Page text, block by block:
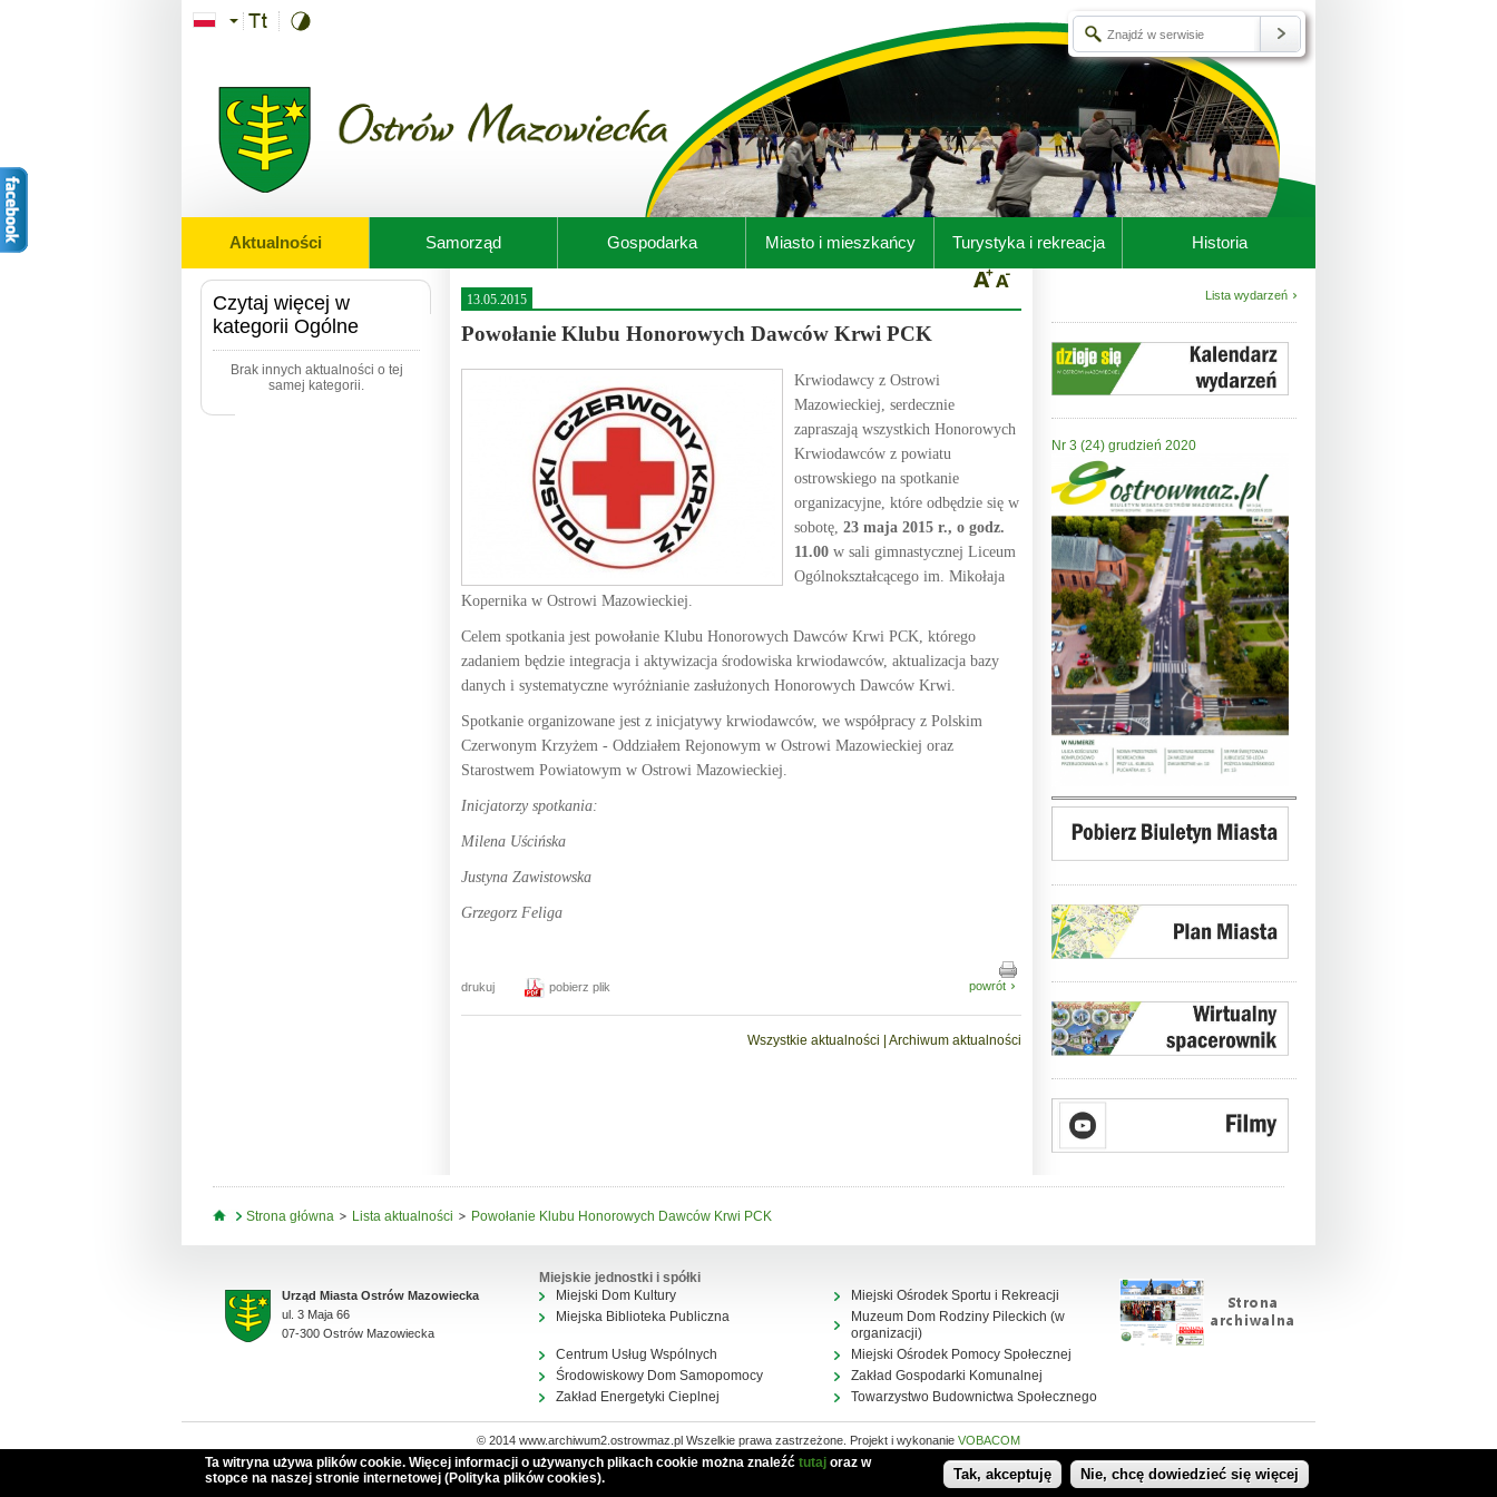
Aktualności Samorząd Gospodarka Miasto i mieszkańcy Turystyka i rekreacja Historia
Czytaj więcej w
kategorii Ogólne
Brak innych aktualności o tej
samej kategorii.
13.05.2015
Powołanie Klubu Honorowych Dawców Krwi PCK
Krwiodawcy z Ostrowi
Mazowieckiej, serdecznie
zapraszają wszystkich Honorowych
Krwiodawców z powiatu
ostrowskiego na spotkanie
organizacyjne, które odbędzie się w
sobotę, 23 maja 2015 r., o godz.
11.00 w sali gimnastycznej Liceum
Ogólnokształcącego im. Mikołaja
Kopernika w Ostrowi Mazowieckiej.
Celem spotkania jest powołanie Klubu Honorowych Dawców Krwi PCK, którego
zadaniem będzie integracja i aktywizacja środowiska krwiodawców, aktualizacja bazy
danych i systematyczne wyróżnianie zasłużonych Honorowych Dawców Krwi.
Spotkanie organizowane jest z inicjatywy krwiodawców, we współpracy z Polskim
Czerwonym Krzyżem - Oddziałem Rejonowym w Ostrowi Mazowieckiej oraz
Starostwem Powiatowym w Ostrowi Mazowieckiej.
Inicjatorzy spotkania:
Milena Uścińska
Justyna Zawistowska
Grzegorz Feliga
drukuj pobierz plik powrót
Wszystkie aktualności | Archiwum aktualności
Lista wydarzeń
Nr 3 (24) grudzień 2020
Jesteś tutaj
Strona główna Lista aktualności Powołanie Klubu Honorowych Dawców Krwi PCK
Urząd Miasta Ostrów Mazowiecka
ul. 3 Maja 66
07-300 Ostrów Mazowiecka
Miejskie jednostki i spółki
Miejski Dom Kultury
Miejski Ośrodek Sportu i Rekreacji
Miejska Biblioteka Publiczna
Muzeum Dom Rodziny Pileckich (w
organizacji)
Centrum Usług Wspólnych
Miejski Ośrodek Pomocy Społecznej
Środowiskowy Dom Samopomocy
Zakład Gospodarki Komunalnej
Zakład Energetyki Cieplnej
Towarzystwo Budownictwa Społecznego
© 2014 www.archiwum2.ostrowmaz.pl Wszelkie prawa zastrzeżone. Projekt i wykonanie VOBACOM
Mapa serwisu
Ta witryna używa plików cookie. Więcej informacji o używanych plikach cookie można znaleźć tutaj oraz w
stopce na naszej stronie internetowej (Polityka plików cookies).
Tak, akceptuję Nie, chcę dowiedzieć się więcej